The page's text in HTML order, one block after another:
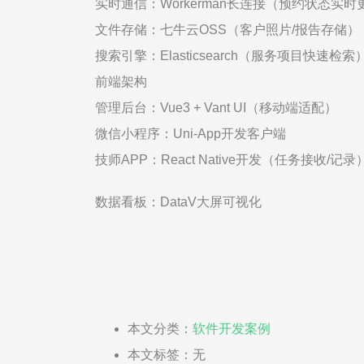
实时通信：Workerman长连接（预约状态实时
文件存储：七牛云OSS（客户照片/报告存储）
搜索引擎：Elasticsearch（服务项目快速检索）
前端架构
管理后台：Vue3 + Vant UI（移动端适配）
微信小程序：Uni-App开发客户端
技师APP：React Native开发（任务接收/记录）
数据看板：DataV大屏可视化
本文分类： 软件开发案例
本文标签：无